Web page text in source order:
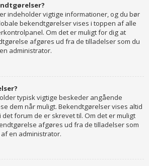
indeholder vigtige informationer, og du bør
bekendtgørelser vises i toppen af alle
Om det er muligt for dig at
afgøres ud fra de tilladelser som du
administrator.
typisk vigtige beskeder angående
dem når muligt. Bekendtgørelser vises altid
forum de er skrevet til. Om det er muligt
afgøres ud fra de tilladelser som
en administrator.